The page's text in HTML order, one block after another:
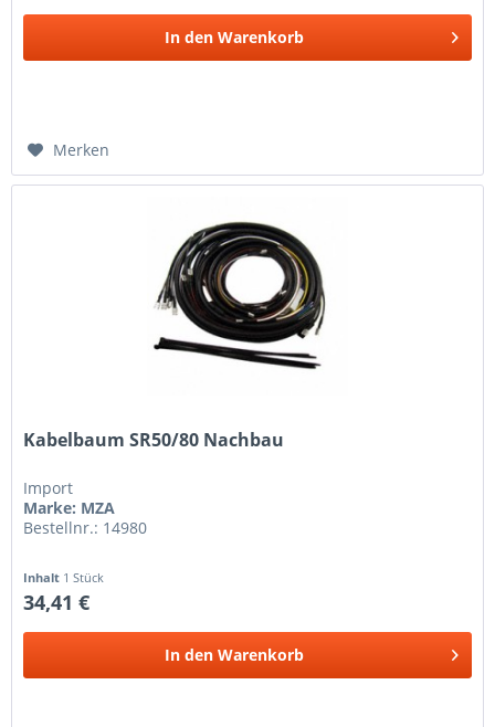
In den Warenkorb
Merken
Kabelbaum SR50/80 Nachbau
Import
Marke: MZA
Bestellnr.: 14980
Inhalt 1 Stück
34,41 €
In den Warenkorb